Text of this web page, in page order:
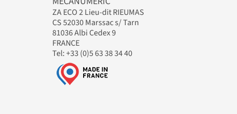
ZA ECO 2 Lieu-dit RIEUMAS
CS 52030 Marssac s/ Tarn
81036 Albi Cedex 9
FRANCE
Tel: +33 (0)5 63 38 34 40